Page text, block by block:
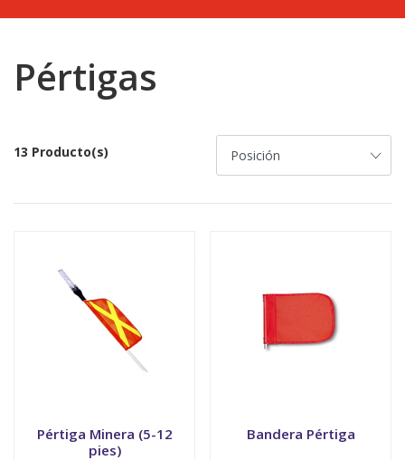
Pértigas
13 Producto(s)
Pértiga Minera (5-12
pies)
Bandera Pértiga